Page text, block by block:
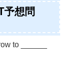
予想問
to ______